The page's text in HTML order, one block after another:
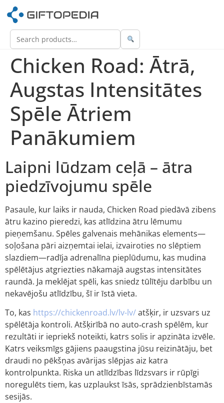
Chicken Road: Ātrā,
Augstas Intensitātes
Spēle Ātriem
Panākumiem
Laipni lūdzam ceļā – ātra
piedzīvojumu spēle
Pasaule, kur laiks ir nauda, Chicken Road piedāvā zibens
ātru kazino pieredzi, kas atlīdzina ātru lēmumu
pieņemšanu. Spēles galvenais mehānikas elements—
soļošana pāri aizņemtai ielai, izvairoties no slēptiem
slazdiem—radīja adrenalīna pieplūdumu, kas mudina
spēlētājus atgriezties nākamajā augstas intensitātes
raundā. Ja meklējat spēli, kas sniedz tūlītēju darbību un
nekavējošu atlīdzību, šī ir īstā vieta.
To, kas https://chickenroad.lv/lv-lv/atšķir, ir uzsvars uz
spēlētāja kontroli. Atšķirībā no auto‑crash spēlēm, kur
rezultāti ir iepriekš noteikti, katrs solis ir apzināta izvēle.
Katrs veiksmīgs gājiens paaugstina jūsu reizinātāju, bet
draudi no pēkšņas avārijas slēpjas aiz katra
kontrolpunkta. Riska un atlīdzības līdzsvars ir rūpīgi
noregulēts tiem, kas uzplaukst īsās, sprādzienbīstamās
sesijās.